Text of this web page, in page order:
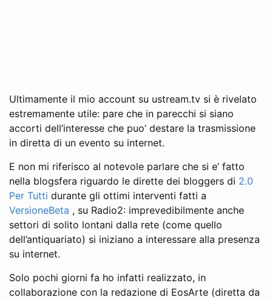
Ultimamente il mio account su ustream.tv si è rivelato
estremamente utile: pare che in parecchi si siano
accorti dell’interesse che puo’ destare la trasmissione
in diretta di un evento su internet.
E non mi riferisco al notevole parlare che si e’ fatto
nella blogsfera riguardo le dirette dei bloggers di 2.0
Per Tutti durante gli ottimi interventi fatti a
VersioneBeta , su Radio2: imprevedibilmente anche
settori di solito lontani dalla rete (come quello
dell’antiquariato) si iniziano a interessare alla presenza
su internet.
Solo pochi giorni fa ho infatti realizzato, in
collaborazione con la redazione di EosArte (diretta da